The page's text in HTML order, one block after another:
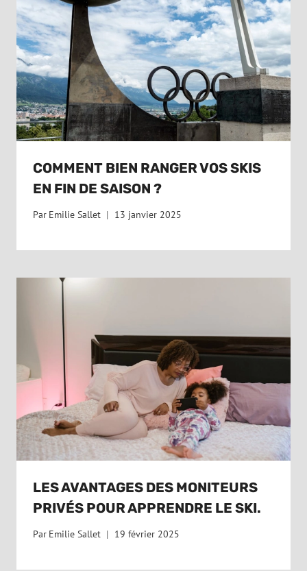
COMMENT BIEN RANGER VOS SKIS
EN FIN DE SAISON ?
Par Emilie Sallet 13 janvier 2025
LES AVANTAGES DES MONITEURS
PRIVÉS POUR APPRENDRE LE SKI.
Par Emilie Sallet 19 février 2025